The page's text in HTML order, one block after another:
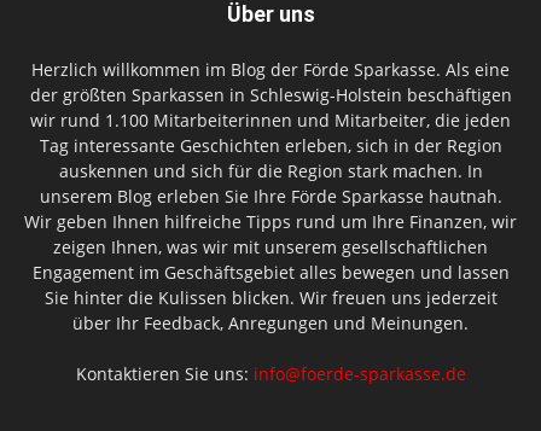
Über uns
Herzlich willkommen im Blog der Förde Sparkasse. Als eine
der größten Sparkassen in Schleswig-Holstein beschäftigen
wir rund 1.100 Mitarbeiterinnen und Mitarbeiter, die jeden
Tag interessante Geschichten erleben, sich in der Region
auskennen und sich für die Region stark machen. In
unserem Blog erleben Sie Ihre Förde Sparkasse hautnah.
Wir geben Ihnen hilfreiche Tipps rund um Ihre Finanzen, wir
zeigen Ihnen, was wir mit unserem gesellschaftlichen
Engagement im Geschäftsgebiet alles bewegen und lassen
Sie hinter die Kulissen blicken. Wir freuen uns jederzeit
über Ihr Feedback, Anregungen und Meinungen.
Kontaktieren Sie uns: info@foerde-sparkasse.de